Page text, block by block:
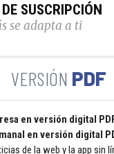
SUSCRIPCIÓN
se adapta a ti
PDF
en versión digital
en versión digital
de la web y la app sin